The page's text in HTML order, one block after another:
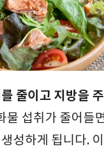
줄이고 지방을
섭취가 줄어들
성하게 됩니다.